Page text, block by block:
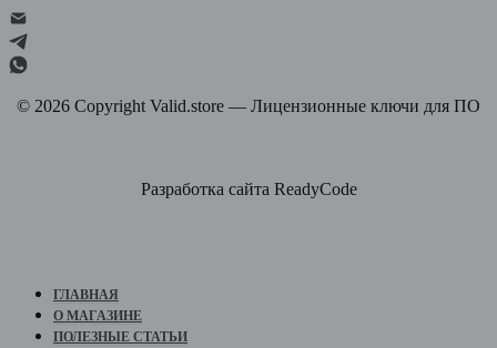
© 2026 Copyright Valid.store — Лицензионные ключи для ПО
Разработка сайта ReadyCode
ГЛАВНАЯ
О МАГАЗИНЕ
ПОЛЕЗНЫЕ СТАТЬИ